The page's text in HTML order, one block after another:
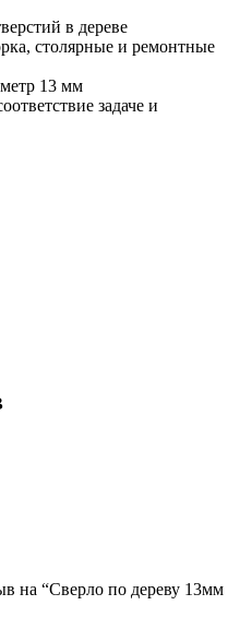
в дереве
столярные и ремонтные
13 мм
задаче и
на “Сверло по дереву 13мм